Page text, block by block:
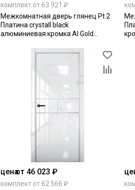
комплект от 63 921 ₽
Межкомнатная дверь глянец Pt 2
Платина crystall black
алюминиевая кромка Al Gold
ценаот 46 023 ₽
комплект от 62 566 ₽